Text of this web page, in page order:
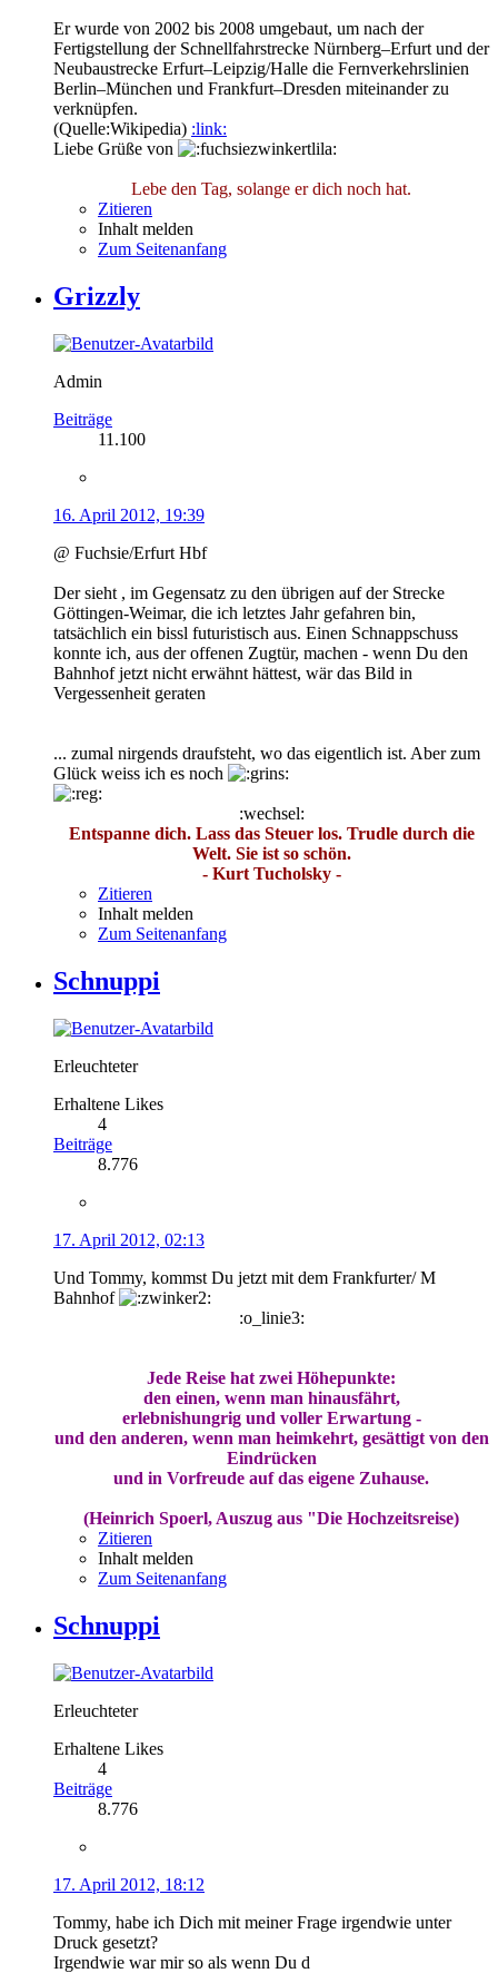
Er wurde von 2002 bis 2008 umgebaut, um nach der
Fertigstellung der Schnellfahrstrecke Nürnberg–Erfurt und der
Neubaustrecke Erfurt–Leipzig/Halle die Fernverkehrslinien
Berlin–München und Frankfurt–Dresden miteinander zu
verknüpfen.
(Quelle:Wikipedia) :link:
Liebe Grüße von
Lebe den Tag, solange er dich noch hat.
Zitieren
Inhalt melden
Zum Seitenanfang
Grizzly
Admin
Beiträge
11.100
16. April 2012, 19:39
@ Fuchsie/Erfurt Hbf
Der sieht , im Gegensatz zu den übrigen auf der Strecke
Göttingen-Weimar, die ich letztes Jahr gefahren bin,
tatsächlich ein bissl futuristisch aus. Einen Schnappschuss
konnte ich, aus der offenen Zugtür, machen - wenn Du den
Bahnhof jetzt nicht erwähnt hättest, wär das Bild in
Vergessenheit geraten
... zumal nirgends draufsteht, wo das eigentlich ist. Aber zum
Glück weiss ich es noch
:wechsel:
Entspanne dich. Lass das Steuer los. Trudle durch die
Welt. Sie ist so schön.
- Kurt Tucholsky -
Zitieren
Inhalt melden
Zum Seitenanfang
Schnuppi
Erleuchteter
Erhaltene Likes
4
Beiträge
8.776
17. April 2012, 02:13
Und Tommy, kommst Du jetzt mit dem Frankfurter/ M
Bahnhof
:o_linie3:
Jede Reise hat zwei Höhepunkte:
den einen, wenn man hinausfährt,
erlebnishungrig und voller Erwartung -
und den anderen, wenn man heimkehrt, gesättigt von den
Eindrücken
und in Vorfreude auf das eigene Zuhause.
(Heinrich Spoerl, Auszug aus "Die Hochzeitsreise)
Zitieren
Inhalt melden
Zum Seitenanfang
Schnuppi
Erleuchteter
Erhaltene Likes
4
Beiträge
8.776
17. April 2012, 18:12
Tommy, habe ich Dich mit meiner Frage irgendwie unter
Druck gesetzt?
Irgendwie war mir so als wenn Du d